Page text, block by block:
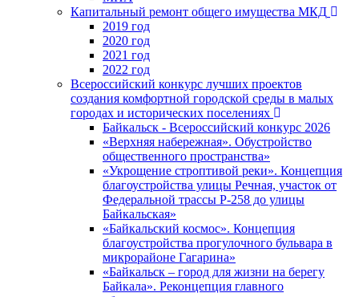
Капитальный ремонт общего имущества МКД
2019 год
2020 год
2021 год
2022 год
Всероссийский конкурс лучших проектов
создания комфортной городской среды в малых
городах и исторических поселениях
Байкальск - Всероссийский конкурс 2026
«Верхняя набережная». Обустройство
общественного пространства»
«Укрощение строптивой реки». Концепция
благоустройства улицы Речная, участок от
Федеральной трассы Р-258 до улицы
Байкальская»
«Байкальский космос». Концепция
благоустройства прогулочного бульвара в
микрорайоне Гагарина»
«Байкальск – город для жизни на берегу
Байкала». Реконцепция главного